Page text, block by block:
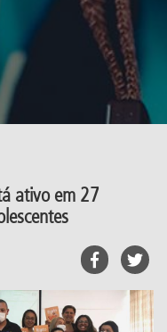
ativo em 27